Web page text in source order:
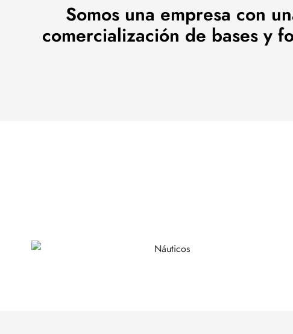
Somos una empresa con
comercialización de bases y